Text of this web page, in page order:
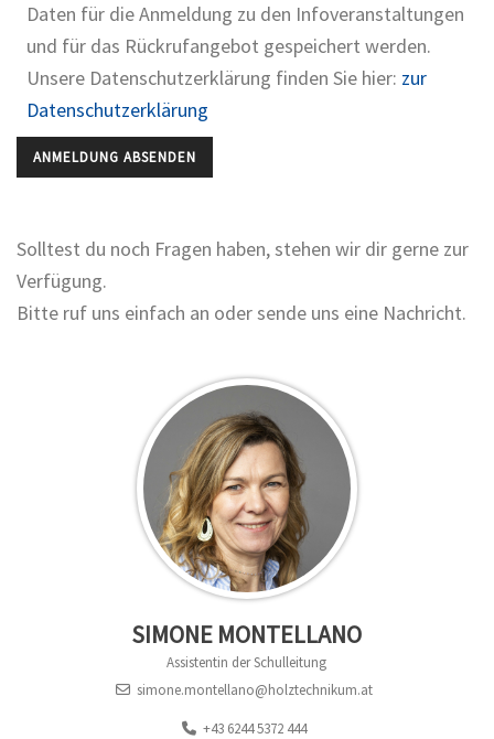
Daten für die Anmeldung zu den Infoveranstaltungen
und für das Rückrufangebot gespeichert werden.
Unsere Datenschutzerklärung finden Sie hier: zur
Datenschutzerklärung
Bitte lasse dieses Feld leer.
Solltest du noch Fragen haben, stehen wir dir gerne zur
Verfügung.
Bitte ruf uns einfach an oder sende uns eine Nachricht.
SIMONE MONTELLANO
Assistentin der Schulleitung
simone.montellano@holztechnikum.at
+43 6244 5372 444